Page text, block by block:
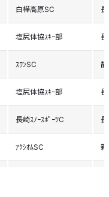
白樺高原SC
塩尻体協ｽｷｰ部
ｽﾜﾝSC
塩尻体協ｽｷｰ部
長崎ｽﾉｰｽﾎﾟｰﾂC
ｱｸｼｵﾑSC